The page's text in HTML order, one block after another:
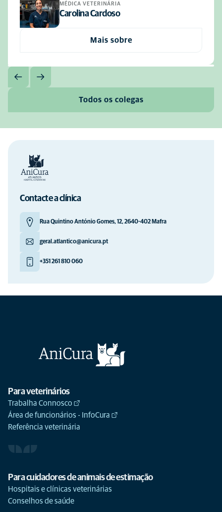
MÉDICA VETERINÁRIA
Carolina Cardoso
Mais sobre
Todos os colegas
Contacte a clínica
Rua Quintino António Gomes, 12, 2640-402 Mafra
geral.atlantico@anicura.pt
+351 261 810 060
Para veterinários
Trabalha Connosco
Área de funcionários - InfoCura
Referência veterinária
Para cuidadores de animais de estimação
Hospitais e clínicas veterinárias
Conselhos de saúde